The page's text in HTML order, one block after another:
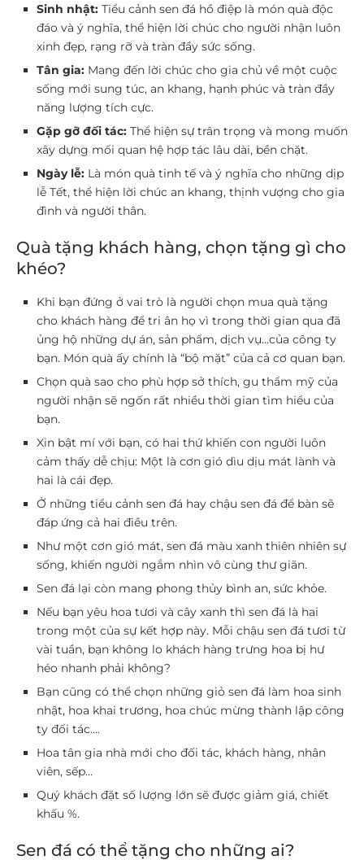
Sinh nhật: Tiểu cảnh sen đá hồ điệp là món quà độc
đáo và ý nghĩa, thể hiện lời chúc cho người nhận luôn
xinh đẹp, rạng rỡ và tràn đầy sức sống.
Tân gia: Mang đến lời chúc cho gia chủ về một cuộc
sống mới sung túc, an khang, hạnh phúc và tràn đầy
năng lượng tích cực.
Gặp gỡ đối tác: Thể hiện sự trân trọng và mong muốn
xây dựng mối quan hệ hợp tác lâu dài, bền chặt.
Ngày lễ: Là món quà tinh tế và ý nghĩa cho những dịp
lễ Tết, thể hiện lời chúc an khang, thịnh vượng cho gia
đình và người thân.
Quà tặng khách hàng, chọn tặng gì cho
khéo?
Khi bạn đứng ở vai trò là người chọn mua quà tặng
cho khách hàng để tri ân họ vì trong thời gian qua đã
ủng hộ những dự án, sản phẩm, dịch vụ…của công ty
bạn. Món quà ấy chính là “bộ mặt” của cả cơ quan bạn.
Chọn quà sao cho phù hợp sở thích, gu thẩm mỹ của
người nhận sẽ ngốn rất nhiều thời gian tìm hiểu của
bạn.
Xin bật mí với bạn, có hai thứ khiến con người luôn
cảm thấy dễ chịu: Một là cơn gió dìu dịu mát lành và
hai là cái đẹp.
Ở những tiểu cảnh sen đá hay chậu sen đá để bàn sẽ
đáp ứng cả hai điều trên.
Như một cơn gió mát, sen đá màu xanh thiên nhiên sự
sống, khiến người ngắm nhìn vô cùng thư giãn.
Sen đá lại còn mang phong thủy bình an, sức khỏe.
Nếu bạn yêu hoa tươi và cây xanh thì sen đá là hai
trong một của sự kết hợp này. Mỗi chậu sen đá tươi từ
vài tuần, bạn không lo khách hàng trưng hoa bị hư
héo nhanh phải không?
Bạn cũng có thể chọn những giỏ sen đá làm hoa sinh
nhật, hoa khai trương, hoa chúc mừng thành lập công
ty đối tác….
Hoa tân gia nhà mới cho đối tác, khách hàng, nhân
viên, sếp…
Quý khách đặt số lượng lớn sẽ được giảm giá, chiết
khấu %.
Sen đá có thể tặng cho những ai?